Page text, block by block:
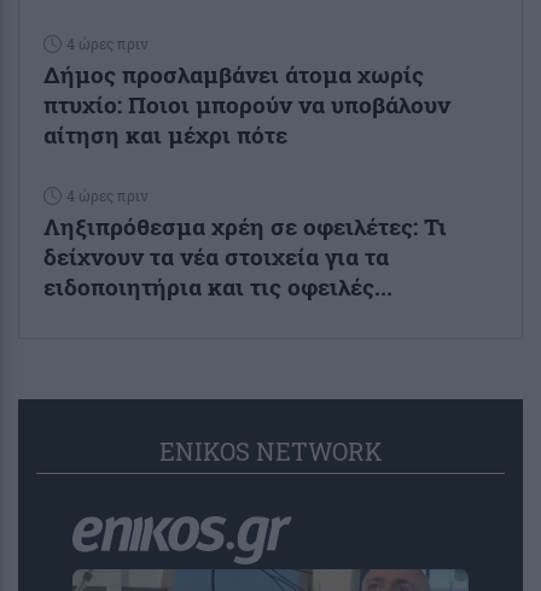
4 ώρες πριν
Δήμος προσλαμβάνει άτομα χωρίς
πτυχίο: Ποιοι μπορούν να υποβάλουν
αίτηση και μέχρι πότε
4 ώρες πριν
Ληξιπρόθεσμα χρέη σε οφειλέτες: Τι
δείχνουν τα νέα στοιχεία για τα
ειδοποιητήρια και τις οφειλές...
ENIKOS NETWORK